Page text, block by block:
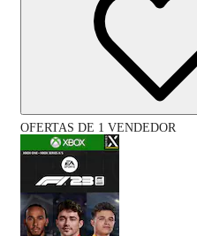
OFERTAS DE 1 VENDEDOR